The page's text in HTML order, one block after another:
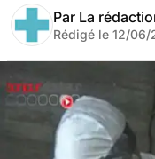
Par La
Rédigé le 12/06/